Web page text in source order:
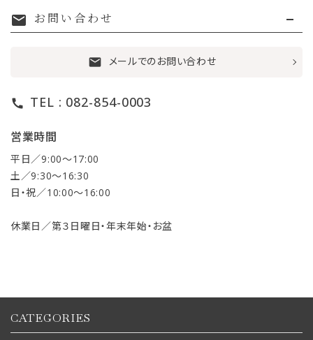
mail お問い合わせ
mail メールでのお問い合わせ
call TEL : 082-854-0003
営業時間
平日／9:00〜17:00
土／9:30〜16:30
日・祝／10:00〜16:00
休業日／第３日曜日・年末年始・お盆
CATEGORIES